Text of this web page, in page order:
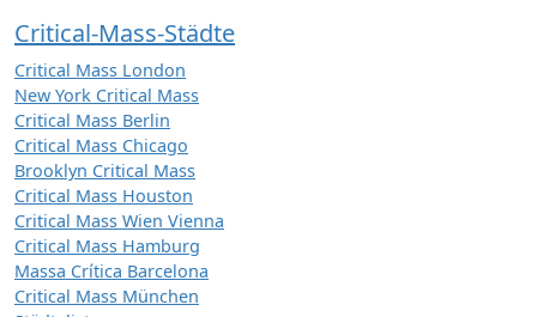
Critical-Mass-Städte
Critical Mass London
New York Critical Mass
Critical Mass Berlin
Critical Mass Chicago
Brooklyn Critical Mass
Critical Mass Houston
Critical Mass Wien Vienna
Critical Mass Hamburg
Massa Crítica Barcelona
Critical Mass München